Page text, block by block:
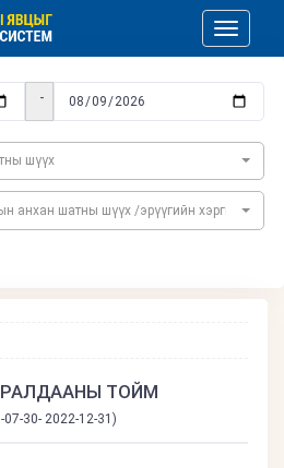
Toggle
-
шүүх
анхан шатны шүүх /эрүүгийн хэргийн/
ТОЙМ
07-30- 2022-12-31)